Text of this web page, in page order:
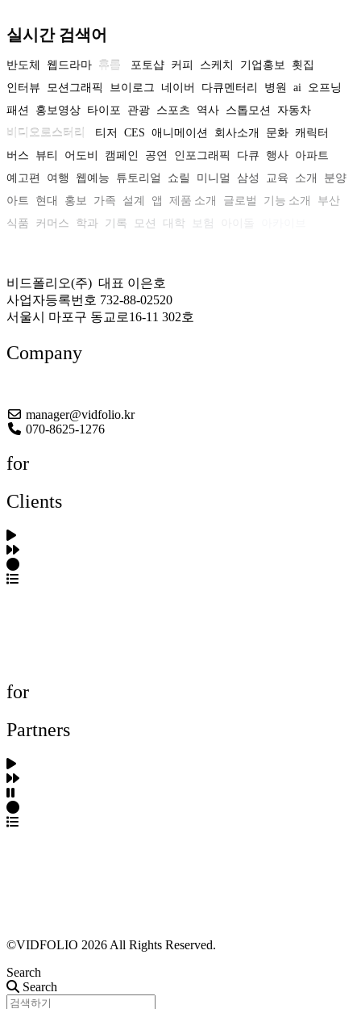
실시간 검색어
반도체 웹드라마 휴롬 포토샵 커피 스케치 기업홍보
횟집
인터뷰
모션그래픽 브이로그 네이버 다큐멘터리 병원 ai 오프닝
패션
홍보영상 타이포 관광 스포츠 역사 스톱모션
자동차
비디오로스터리
티저 CES 애니메이션 회사소개 문화 캐릭터
버스
뷰티 어도비 캠페인 공연 인포그래픽 다큐 행사 아파트
예고편
여행 웹예능 튜토리얼 쇼릴 미니멀 삼성 교육 소개
분양
아트
현대 홍보 가족 설계 앱 제품 소개 글로벌 기능 소개
부산
식품
커머스 학과 기록 모션 대학 보험
비드폴리오(주) 대표 이은호
사업자등록번호 732-88-02520
서울시 마포구 동교로16-11 302호
Company
manager@vidfolio.kr
070-8625-1276
for
Clients
for
Partners
©VIDFOLIO 2026 All Rights Reserved.
Search
Search